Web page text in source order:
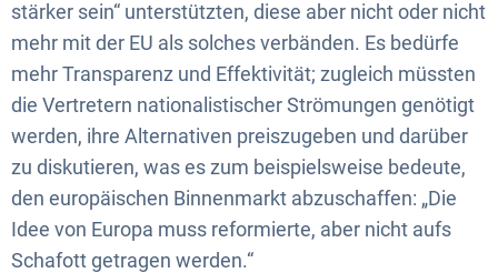
stärker sein“ unterstützten, diese aber nicht oder nicht
mehr mit der EU als solches verbänden. Es bedürfe
mehr Transparenz und Effektivität; zugleich müssten
die Vertretern nationalistischer Strömungen genötigt
werden, ihre Alternativen preiszugeben und darüber
zu diskutieren, was es zum beispielsweise bedeute,
den europäischen Binnenmarkt abzuschaffen: „Die
Idee von Europa muss reformierte, aber nicht aufs
Schafott getragen werden.“